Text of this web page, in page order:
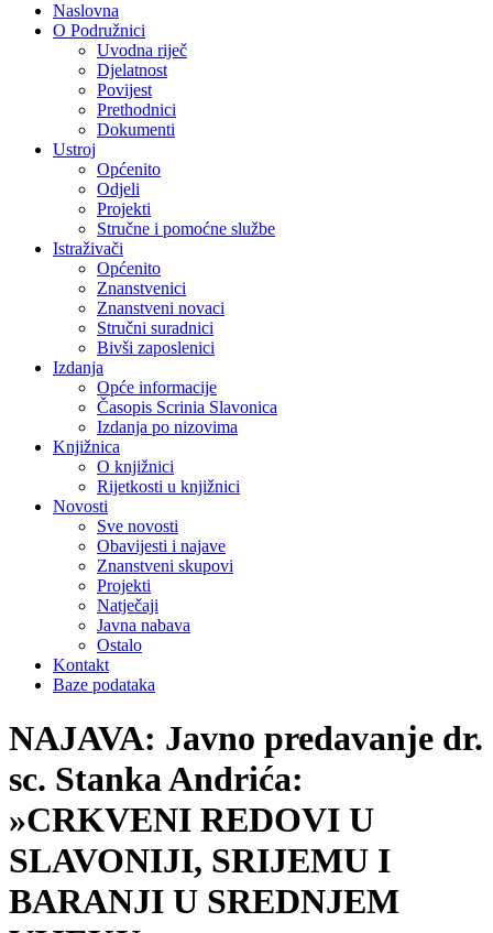
Naslovna
O Podružnici
Uvodna riječ
Djelatnost
Povijest
Prethodnici
Dokumenti
Ustroj
Općenito
Odjeli
Projekti
Stručne i pomoćne službe
Istraživači
Općenito
Znanstvenici
Znanstveni novaci
Stručni suradnici
Bivši zaposlenici
Izdanja
Opće informacije
Časopis Scrinia Slavonica
Izdanja po nizovima
Knjižnica
O knjižnici
Rijetkosti u knjižnici
Novosti
Sve novosti
Obavijesti i najave
Znanstveni skupovi
Projekti
Natječaji
Javna nabava
Ostalo
Kontakt
Baze podataka
NAJAVA: Javno predavanje dr.
sc. Stanka Andrića:
»CRKVENI REDOVI U
SLAVONIJI, SRIJEMU I
BARANJI U SREDNJEM